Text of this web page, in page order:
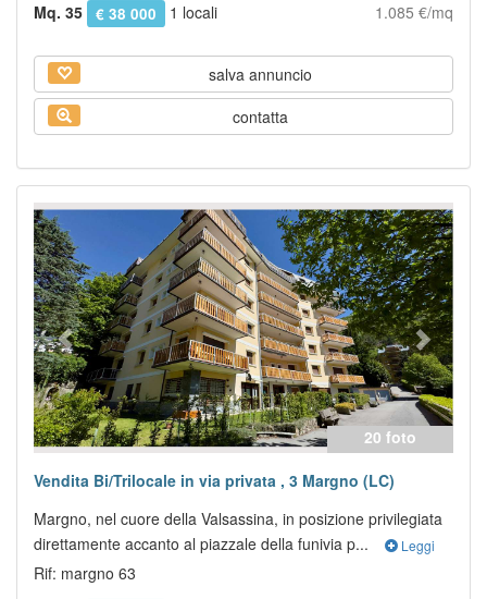
Mq. 35
€ 38 000 1 locali 1.085 €/mq
salva annuncio
contatta
20 foto
Previous Next
Vendita Bi/Trilocale in via privata , 3 Margno (LC)
Margno, nel cuore della Valsassina, in posizione privilegiata
direttamente accanto al piazzale della funivia p...
Leggi
Rif: margno 63